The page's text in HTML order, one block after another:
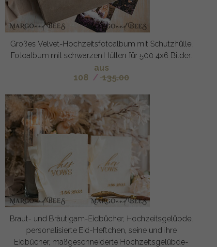
Großes Velvet-Hochzeitsfotoalbum mit Schutzhülle,
Fotoalbum mit schwarzen Hüllen für 500 4x6 Bilder.
aus
108 / 135.00
Braut- und Bräutigam-Eidbücher, Hochzeitsgelübde,
personalisierte Eid-Heftchen, seine und ihre
Eidbücher, maßgeschneiderte Hochzeitsgelübde-